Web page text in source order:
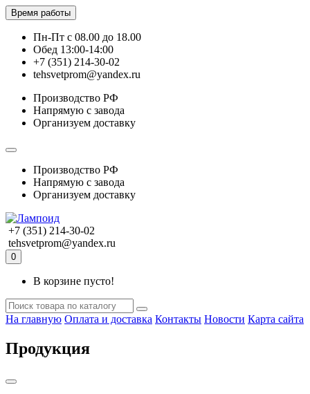
Время работы
Пн-Пт с 08.00 до 18.00
Обед 13:00-14:00
+7 (351) 214-30-02
tehsvetprom@yandex.ru
Производство РФ
Напрямую с завода
Организуем доставку
Производство РФ
Напрямую с завода
Организуем доставку
+7 (351) 214-30-02
tehsvetprom@yandex.ru
0
В корзине пусто!
На главную Оплата и доставка Контакты Новости Карта сайта
Продукция